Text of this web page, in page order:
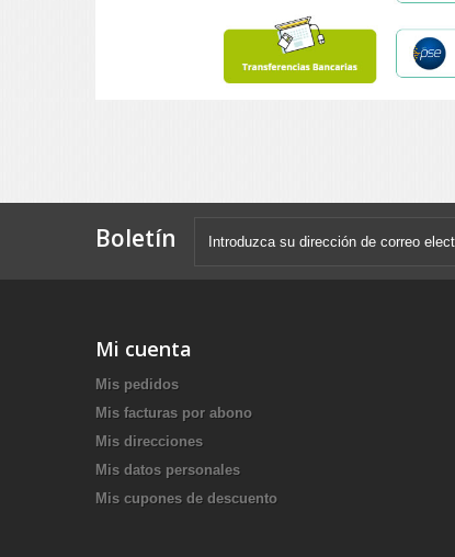
Boletín
Mi cuenta
Mis pedidos
Mis facturas por abono
Mis direcciones
Mis datos personales
Mis cupones de descuento